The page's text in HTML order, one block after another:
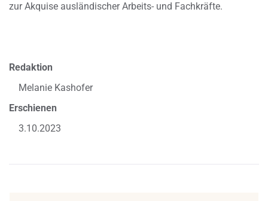
zur Akquise ausländischer Arbeits- und Fachkräfte.
Redaktion
Melanie Kashofer
Erschienen
3.10.2023